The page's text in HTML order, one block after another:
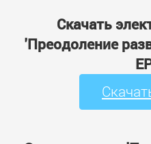
Скачать
'Преодоление